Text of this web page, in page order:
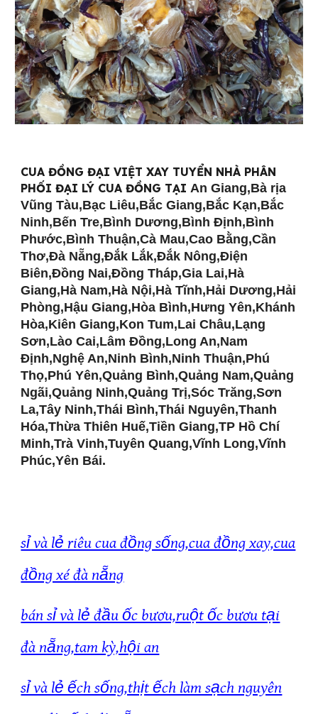
CUA ĐỒNG ĐẠI VIỆT XAY TUYỂN NHÀ PHÂN
PHỐI ĐẠI LÝ CUA ĐỒNG TẠIAn Giang,Bà rịa
Vũng Tàu,Bạc Liêu,Bắc Giang,Bắc Kạn,Bắc
Ninh,Bến Tre,Bình Dương,Bình Định,Bình
Phước,Bình Thuận,Cà Mau,Cao Bằng,Cần
Thơ,Đà Nẵng,Đắk Lắk,Đắk Nông,Điện
Biên,Đồng Nai,Đồng Tháp,Gia Lai,Hà
Giang,Hà Nam,Hà Nội,Hà Tĩnh,Hải Dương,Hải
Phòng,Hậu Giang,Hòa Bình,Hưng Yên,Khánh
Hòa,Kiên Giang,Kon Tum,Lai Châu,Lạng
Sơn,Lào Cai,Lâm Đồng,Long An,Nam
Định,Nghệ An,Ninh Bình,Ninh Thuận,Phú
Thọ,Phú Yên,Quảng Bình,Quảng Nam,Quảng
Ngãi,Quảng Ninh,Quảng Trị,Sóc Trăng,Sơn
La,Tây Ninh,Thái Bình,Thái Nguyên,Thanh
Hóa,Thừa Thiên Huế,Tiền Giang,TP Hồ Chí
Minh,Trà Vinh,Tuyên Quang,Vĩnh Long,Vĩnh
Phúc,Yên Bái.
sỉ và lẻ riêu cua đồng sống,cua đồng xay,cua
đồng xé đà nẵng
bán sỉ và lẻ đầu ốc bươu,ruột ốc bươu tại
đà nẵng,tam kỳ,hội an
sỉ và lẻ ếch sống,thịt ếch làm sạch nguyên